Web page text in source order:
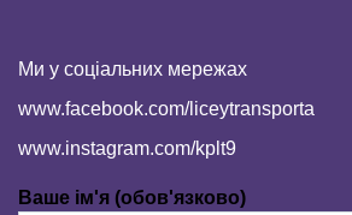
Ми у соціальних мережах
www.facebook.com/liceytransporta
www.instagram.com/kplt9
Ваше ім'я (обов'язково)